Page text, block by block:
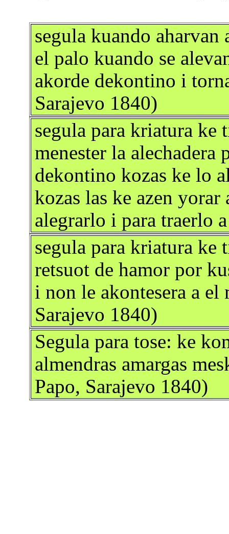
segula kuando
el palo kuando se
akorde dekontino i
Sarajevo 1840)
segula para kriatura ke
menester la alechadera
dekontino kozas ke lo
kozas las ke azen
alegrarlo i para traerlo
segula para kriatura ke
retsuot de hamor por
i non le akontesera a el
Sarajevo 1840)
Segula para tose: ke
almendras amargas
Papo, Sarajevo 1840)